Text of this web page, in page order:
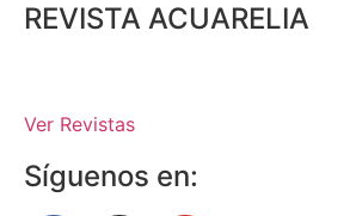
REVISTA ACUARELIA
Ver Revistas
Síguenos en: